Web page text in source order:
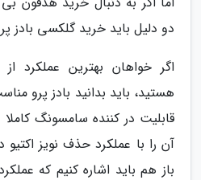
دو دلیل باید خرید گلکسی بادز
اگر خواهان بهترین عملکرد
هستید، باید بدانید بادز پرو
قابلیت در کننده سامسونگ
آن را با عملکرد حذف نویز اکتیو
باز هم باید اشاره کنیم که